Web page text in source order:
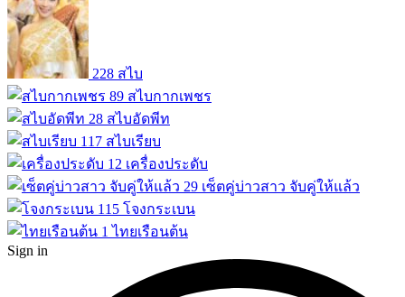
228 สไบ
89 สไบกากเพชร
28 สไบอัดพีท
117 สไบเรียบ
12 เครื่องประดับ
29 เซ็ตคู่บ่าวสาว จับคู่ให้แล้ว
115 โจงกระเบน
1 ไทยเรือนต้น
Sign in